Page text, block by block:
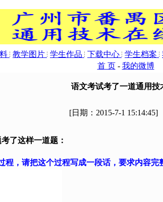
教学图片 学生作品 下载中心 学生档案
首 页- 我的微博
语文考试考了一道通用技
[日期： 2015-7-1 15:14:45]
了这样一道题：
，请把这个过程写成一段话，要求内容完